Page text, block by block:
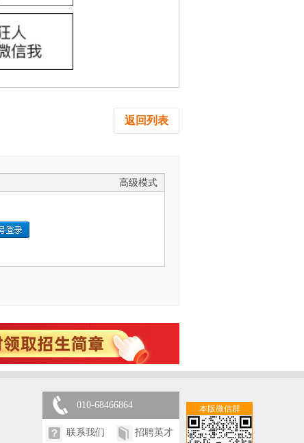
返回列表
高级模式
本版微信群
010-68466864
联系我们 招聘英才